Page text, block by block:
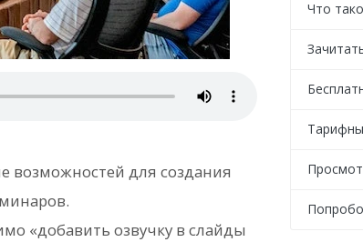
возможностей для создания
«добавить озвучку в слайды
Что